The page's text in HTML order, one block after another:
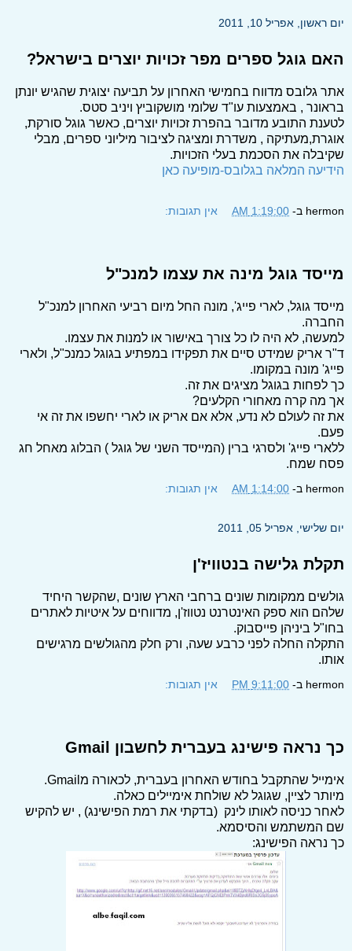
יום ראשון, אפריל 10, 2011
האם גוגל ספרים מפר זכויות יוצרים בישראל?
אתר גלובס מדווח בחמישי האחרון על תביעה יצוגית שהגיש יונתן
בראונר , באמצעות עו"ד שלומי מושקוביץ ויניב סטס.
לטענת התובע מדובר בהפרת זכויות יוצרים, כאשר גוגל סורקת,
אוגרת,מעתיקה , משדרת ומציגה לציבור מיליוני ספרים, מבלי
שקיבלה את הסכמת בעלי הזכויות.
הידיעה המלאה בגלובס-מופיעה כאן
hermon ב- 1:19:00 AM אין תגובות:
מייסד גוגל מינה את עצמו למנכ"ל
מייסד גוגל, לארי פייג', מונה החל מיום רביעי האחרון למנכ"ל
החברה.
למעשה, לא היה לו כל צורך באישור או למנות את עצמו.
ד"ר אריק שמידט סיים את תפקידו במפתיע בגוגל כמנכ"ל, ולארי
פייג' מונה במקומו.
כך לפחות בגוגל מציגים את זה.
אך מה קרה מאחורי הקלעים?
את זה לעולם לא נדע, אלא אם אריק או לארי יחשפו את זה אי
פעם.
ללארי פייג' ולסרגי ברין (המייסד השני של גוגל ) הבלוג מאחל חג
פסח שמח.
hermon ב- 1:14:00 AM אין תגובות:
יום שלישי, אפריל 05, 2011
תקלת גלישה בנטוויז'ן
גולשים ממקומות שונים ברחבי הארץ שונים ,שהקשר היחיד
שלהם הוא ספק האינטרנט נטווז'ן, מדווחים על איטיות לאתרים
בחו"ל ביניהן פייסבוק.
התקלה החלה לפני כרבע שעה, ורק חלק מהגולשים מרגישים
אותו.
hermon ב- 9:11:00 PM אין תגובות:
כך נראה פישינג בעברית לחשבון Gmail
אימייל שהתקבל בחודש האחרון בעברית, לכאורה מGmail.
מיותר לציין, שגוגל לא שולחת אימיילים כאלה.
לאחר כניסה לאותו לינק (בדקתי את רמת הפישינג) , יש להקיש
שם המשתמש והסיסמא.
כך נראה הפישינג: